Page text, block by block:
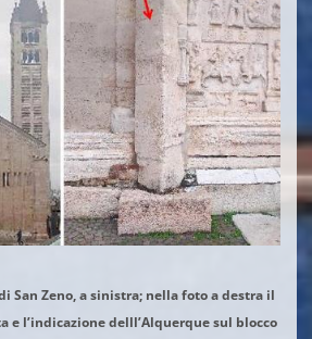
San Zeno, a sinistra; nella foto a destra il
e l’indicazione delll’Alquerque sul blocco